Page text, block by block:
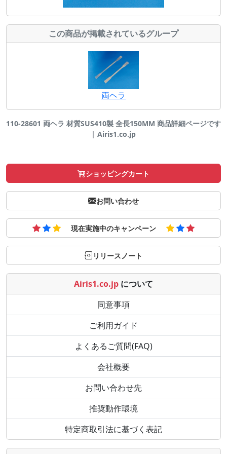
この商品が掲載されているグループ
両ヘラ
110-28601 両ヘラ 材質SUS410製 全長150MM 商品詳細ページです
| Airis1.co.jp
ショッピングカート
お問い合わせ
現在実施中のキャンペーン
リリースノート
Airis1.co.jp について
同意事項
ご利用ガイド
よくあるご質問(FAQ)
会社概要
お問い合わせ先
推奨動作環境
特定商取引法に基づく表記